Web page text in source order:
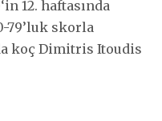
12. haftasında
79’luk skorla
koç Dimitris Itoudis